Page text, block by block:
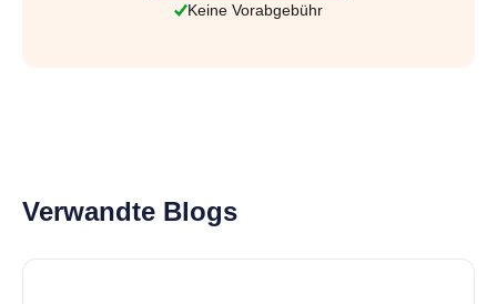
Keine Vorabgebühr
Verwandte Blogs